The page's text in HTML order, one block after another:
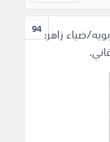
94 ضياء زاهر؛